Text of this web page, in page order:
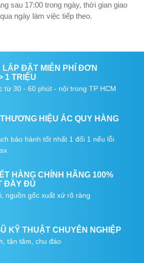
sau 17:00 trong ngày, thời gian giao
ngày làm việc tiếp theo.
LẮP ĐẶT MIỄN PHÍ ĐƠN
1 TRIỆU
từ 30 - 60 phút - nội trong TP HCM
HIỆU ẮC QUY HÀNG
bảo hành tốt nhất 1 đổi 1 nếu lỗi
HÀNG CHÍNH HÃNG 100%
ĐẦY ĐỦ
nguồn gốc xuất xứ rõ ràng
KỸ THUẬT CHUYÊN NGHIỆP
tận tâm, chu đáo